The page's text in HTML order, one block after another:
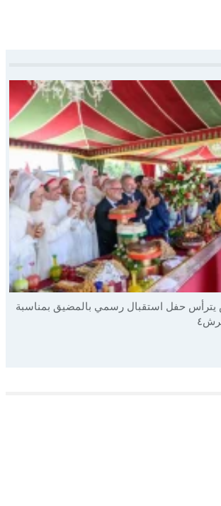
يترأس حفل استقبال رسمي بالمضيق بمناسبة